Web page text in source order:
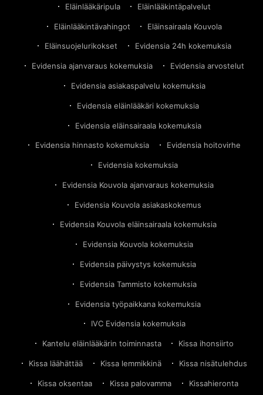
Eläinlääkäripula Eläinlääkintäpalvelut
Eläinlääkintävahingot Eläinsairaala Kouvola
Eläinsuojelurikokset Evidensia 24h kokemuksia
Evidensia ajanvaraus kokemuksia Evidensia arvostelut
Evidensia asiakaspalvelu kokemuksia
Evidensia eläinlääkäri kokemuksia
Evidensia eläinsairaala kokemuksia
Evidensia hinnasto kokemuksia Evidensia hoitovirhe
Evidensia kokemuksia
Evidensia Kouvola ajanvaraus kokemuksia
Evidensia Kouvola asiakaskokemus
Evidensia Kouvola eläinsairaala kokemuksia
Evidensia Kouvola kokemuksia
Evidensia päivystys kokemuksia
Evidensia Tammisto kokemuksia
Evidensia työpaikkana kokemuksia
IVC Evidensia kokemuksia
Kantelu eläinlääkärin toiminnasta Kissa ihonsiirto
Kissa läähättää Kissa lemmikkinä Kissa nisätulehdus
Kissa oksentaa Kissa palovamma Kissahieronta